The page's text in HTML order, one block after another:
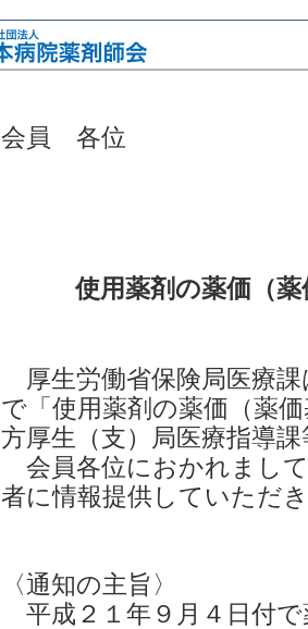
会員 各位
使用薬剤の薬価（
厚生労働省保険局医療課
で「使用薬剤の薬価（薬
方厚生（支）局医療指導
会員各位におかれまし
者に情報提供していただ
〈通知の主旨〉
平成２１年９月４日付